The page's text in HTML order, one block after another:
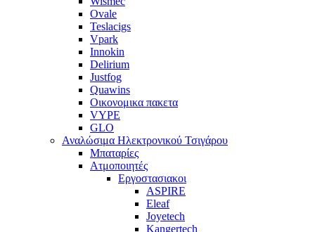
Ovale
Teslacigs
Vpark
Innokin
Delirium
Justfog
Quawins
Οικονομικα πακετα
VYPE
GLO
Αναλώσιμα Ηλεκτρονικού Τσιγάρου
Μπαταρίες
Ατμοποιητές
Εργοστασιακοι
ΑSPIRE
Eleaf
Joyetech
Kangertech